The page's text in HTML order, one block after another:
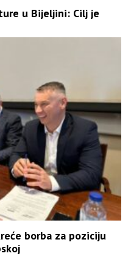
u Bijeljini: Cilj je
borba za poziciju